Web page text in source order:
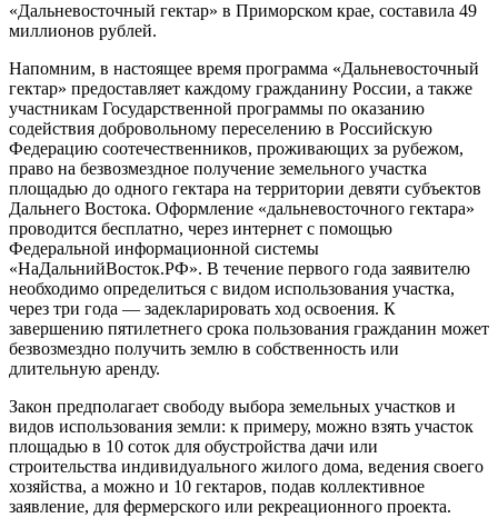
«Дальневосточный гектар» в Приморском крае, составила 49
миллионов рублей.
Напомним, в настоящее время программа «Дальневосточный
гектар» предоставляет каждому гражданину России, а также
участникам Государственной программы по оказанию
содействия добровольному переселению в Российскую
Федерацию соотечественников, проживающих за рубежом,
право на безвозмездное получение земельного участка
площадью до одного гектара на территории девяти субъектов
Дальнего Востока. Оформление «дальневосточного гектара»
проводится бесплатно, через интернет с помощью
Федеральной информационной системы
«НаДальнийВосток.РФ». В течение первого года заявителю
необходимо определиться с видом использования участка,
через три года — задекларировать ход освоения. К
завершению пятилетнего срока пользования гражданин может
безвозмездно получить землю в собственность или
длительную аренду.
Закон предполагает свободу выбора земельных участков и
видов использования земли: к примеру, можно взять участок
площадью в 10 соток для обустройства дачи или
строительства индивидуального жилого дома, ведения своего
хозяйства, а можно и 10 гектаров, подав коллективное
заявление, для фермерского или рекреационного проекта.